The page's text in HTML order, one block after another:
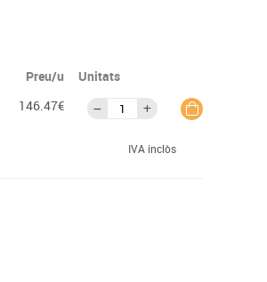
Preu/u
Unitats
146.47€
IVA inclòs